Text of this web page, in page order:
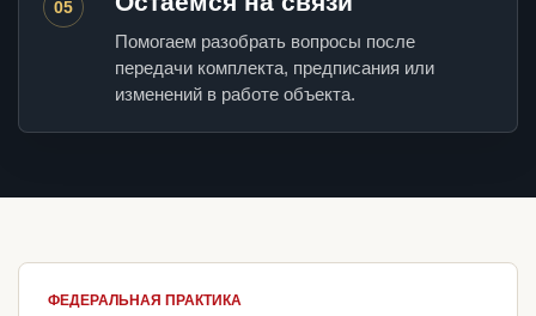
05
Помогаем разобрать вопросы после
передачи комплекта, предписания или
изменений в работе объекта.
ФЕДЕРАЛЬНАЯ ПРАКТИКА